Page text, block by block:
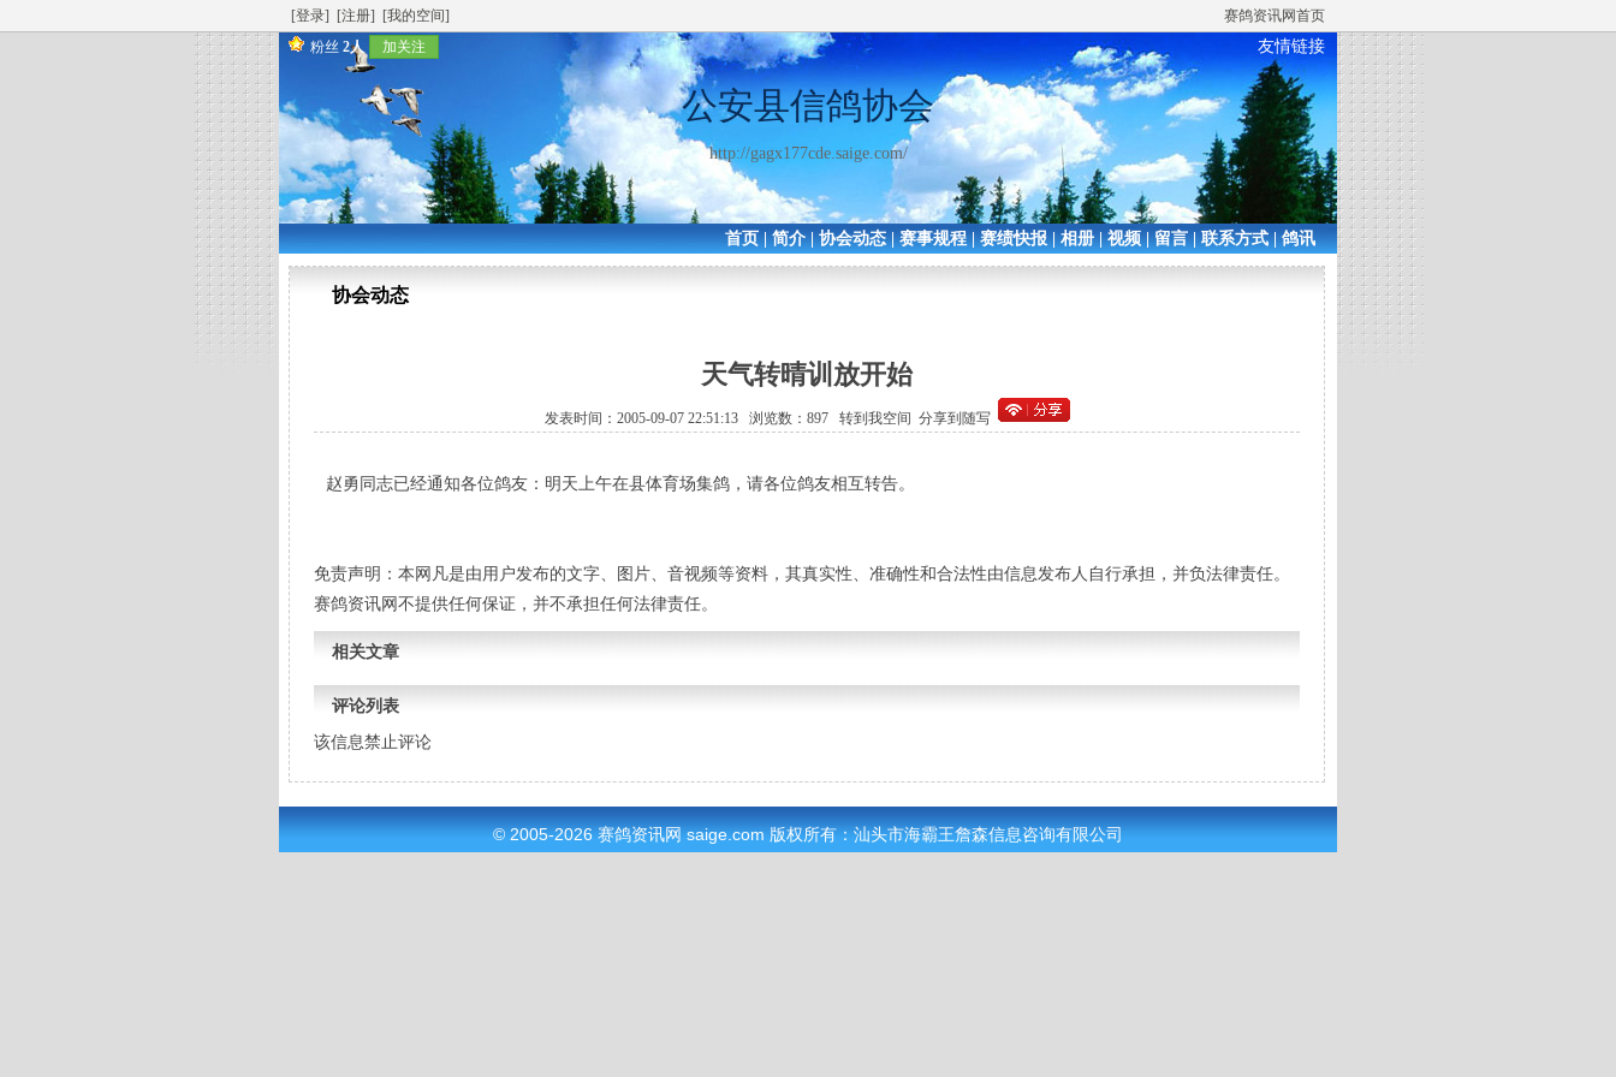
[登录] [注册] [我的空间]
赛鸽资讯网首页
粉丝 2人 加关注 友情链接
公安县信鸽协会
http://gagx177cde.saige.com/
首页|简介|协会动态|赛事规程|赛绩快报|相册|视频|留言|联系方式|鸽讯
协会动态
天气转晴训放开始
发表时间：2005-09-07 22:51:13 浏览数：897 转到我空间 分享到随写
赵勇同志已经通知各位鸽友：明天上午在县体育场集鸽，请各位鸽友相互转告。
免责声明：本网凡是由用户发布的文字、图片、音视频等资料，其真实性、准确性和合法性由信息发布人自行承担，并负法律责任。
赛鸽资讯网不提供任何保证，并不承担任何法律责任。
相关文章
评论列表
该信息禁止评论
© 2005-2026 赛鸽资讯网 saige.com 版权所有：汕头市海霸王詹森信息咨询有限公司